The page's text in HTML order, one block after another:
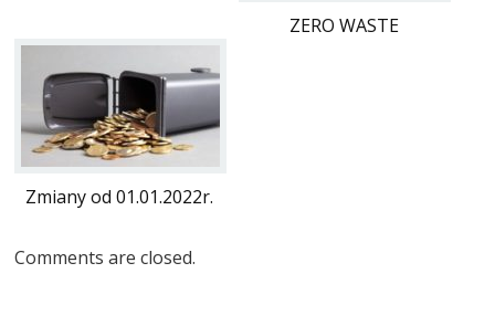
ZERO WASTE
Zmiany od 01.01.2022r.
Comments are closed.